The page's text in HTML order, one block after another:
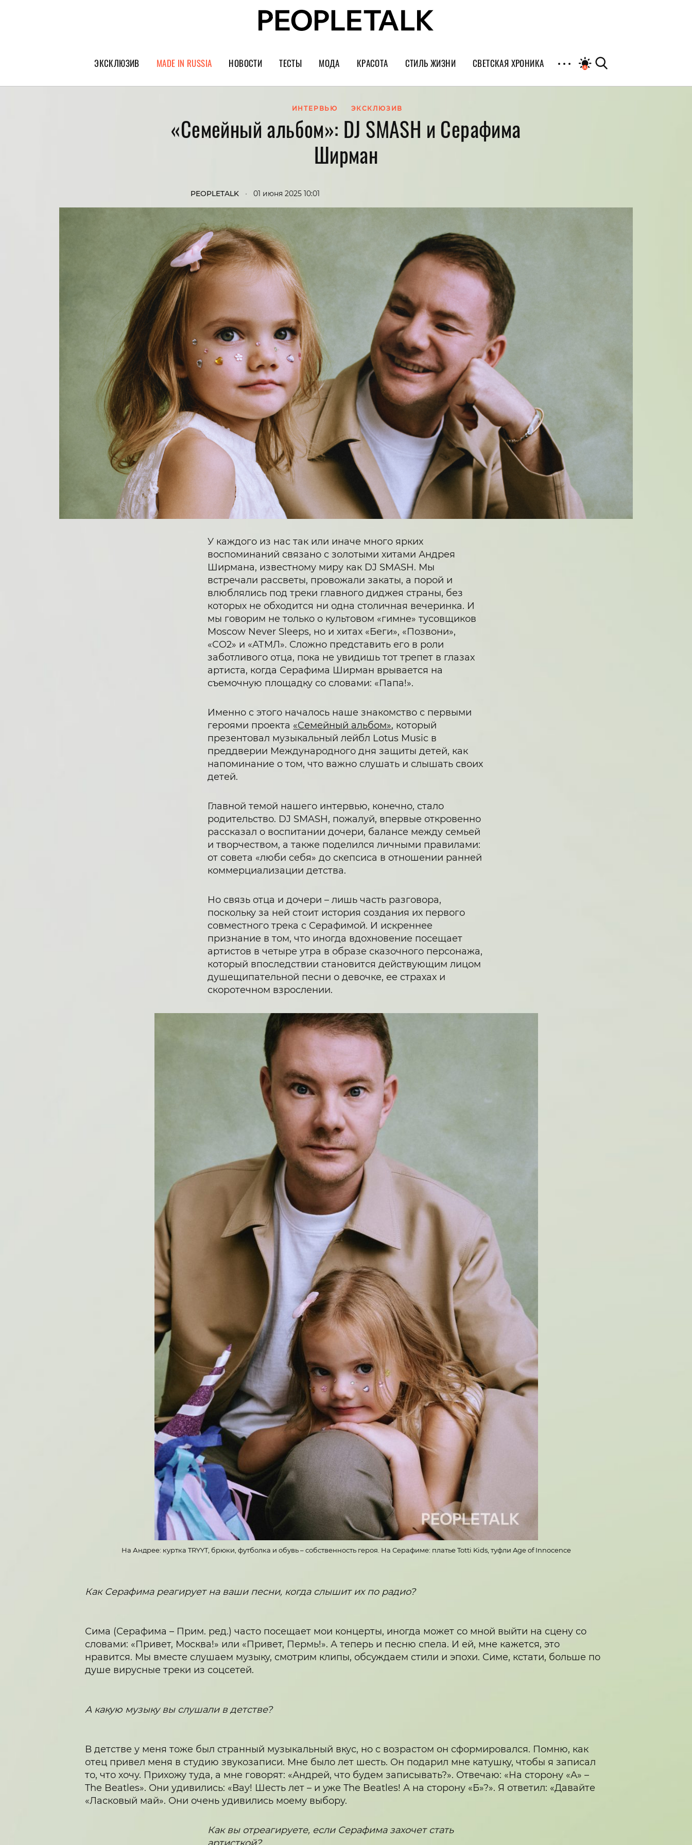
ЭКСКЛЮЗИВ
ГЕРОИ PEOPLETALK
MADE IN RUSSIA НОВОСТИ ТЕСТЫ МОДА
Тренды
Шопинг
Как носить
Украшения и часы
КРАСОТА
Уход за лицом
Волосы
Маникюр
Спорт
Пластика
СТИЛЬ ЖИЗНИ
Культура
Еда и рестораны
Музыка
Гаджеты и авто
Мнение Редакции
СВЕТСКАЯ ХРОНИКА
ИНТЕРВЬЮ ЭКСКЛЮЗИВ
«Семейный альбом»: DJ SMASH и Серафима
Ширман
PEOPLETALK • 01 июня 2025 10:01
У каждого из нас так или иначе много ярких
воспоминаний связано с золотыми хитами Андрея
Ширмана, известному миру как DJ SMASH. Мы
встречали рассветы, провожали закаты, а порой и
влюблялись под треки главного диджея страны, без
которых не обходится ни одна столичная вечеринка. И
мы говорим не только о культовом «гимне» тусовщиков
Moscow Never Sleeps, но и хитах «Беги», «Позвони»,
«СО2» и «АТМЛ». Сложно представить его в роли
заботливого отца, пока не увидишь тот трепет в глазах
артиста, когда Серафима Ширман врывается на
съемочную площадку со словами: «Папа!».
Именно с этого началось наше знакомство с первыми
героями проекта «Семейный альбом», который
презентовал музыкальный лейбл Lotus Music в
преддверии Международного дня защиты детей, как
напоминание о том, что важно слушать и слышать своих
детей.
Главной темой нашего интервью, конечно, стало
родительство. DJ SMASH, пожалуй, впервые откровенно
рассказал о воспитании дочери, балансе между семьей
и творчеством, а также поделился личными правилами:
от совета «люби себя» до скепсиса в отношении ранней
коммерциализации детства.
Но связь отца и дочери – лишь часть разговора,
поскольку за ней стоит история создания их первого
совместного трека с Серафимой. И искреннее
признание в том, что иногда вдохновение посещает
артистов в четыре утра в образе сказочного персонажа,
который впоследствии становится действующим лицом
душещипательной песни о девочке, ее страхах и
скоротечном взрослении.
На Андрее: куртка TRYYT, брюки, футболка и обувь – собственность героя. На Серафиме: платье Totti Kids, туфли Age of Innocence
Как Серафима реагирует на ваши песни, когда слышит их по радио?
Сима (Серафима – Прим. ред.) часто посещает мои концерты, иногда может со мной выйти на сцену со
словами: «Привет, Москва!» или «Привет, Пермь!». А теперь и песню спела. И ей, мне кажется, это
нравится. Мы вместе слушаем музыку, смотрим клипы, обсуждаем стили и эпохи. Симе, кстати, больше по
душе вирусные треки из соцсетей.
А какую музыку вы слушали в детстве?
В детстве у меня тоже был странный музыкальный вкус, но с возрастом он сформировался. Помню, как
отец привел меня в студию звукозаписи. Мне было лет шесть. Он подарил мне катушку, чтобы я записал
то, что хочу. Прихожу туда, а мне говорят: «Андрей, что будем записывать?». Отвечаю: «На сторону «А» –
The Beatles». Они удивились: «Вау! Шесть лет – и уже The Beatles! А на сторону «Б»?». Я ответил: «Давайте
«Ласковый май». Они очень удивились моему выбору.
Как вы отреагируете, если Серафима захочет стать